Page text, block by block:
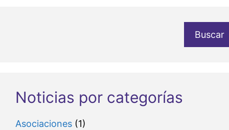
Buscar
Noticias por categorías
Asociaciones (1)